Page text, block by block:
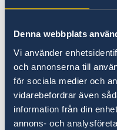
Denna webbplats
Vi använder
och annonserna till
för sociala medier och
vidarebefordrar även
information från din
annons- och
Visumfri vistelse
och
en period av 180
börjar räknas från
gränsen och fått en